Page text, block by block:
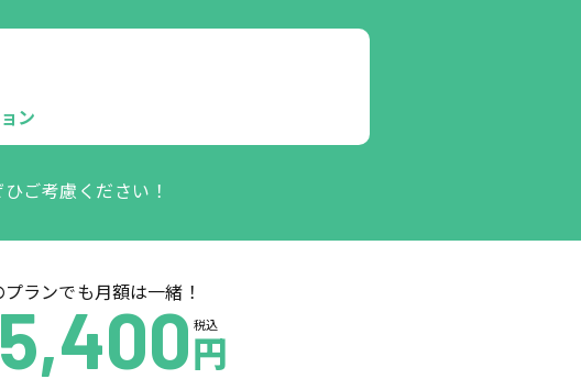
ン
ご考慮ください！
プランでも月額は一緒！
税込
円